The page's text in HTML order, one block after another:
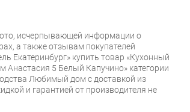
исчерпывающей информации о
а также отзывам покупателей
Екатеринбург» купить товар «Кухонный
5 Белый Капучино» категории
Любимый дом с доставкой из
и гарантией от производителя не